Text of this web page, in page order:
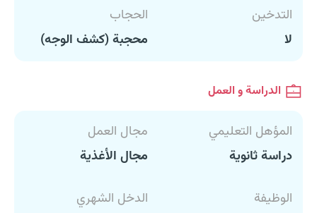
التدخين
لا
الحجاب
محجبة (كشف الوجه)
الدراسة و العمل
المؤهل التعليمي
دراسة ثانوية
مجال العمل
مجال الأغذية
الوظيفة
الدخل الشهري